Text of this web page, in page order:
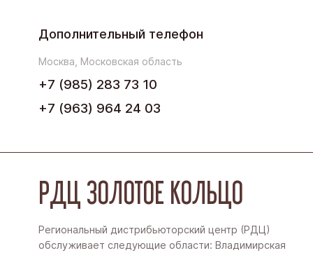
Дополнительный телефон
Москва, Московская область
+7 (985) 283 73 10
+7 (963) 964 24 03
РДЦ ЗОЛОТОЕ КОЛЬЦО
Региональный дистрибьюторский центр (РДЦ)
обслуживает следующие области: Владимирская